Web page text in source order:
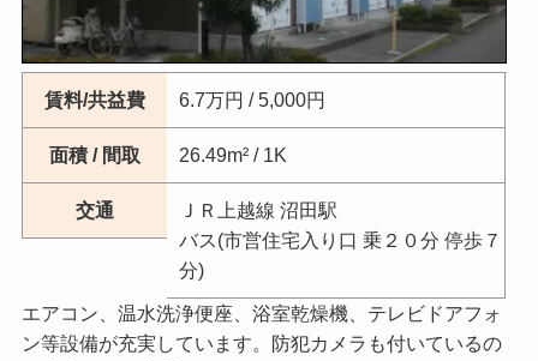
賃料/共益費 6.7万円 / 5,000円
面積 / 間取 26.49m² / 1K
交通
ＪＲ上越線 沼田駅
バス(市営住宅入り口 乗２０分 停歩７
分)
エアコン、温水洗浄便座、浴室乾燥機、テレビドアフォ
ン等設備が充実しています。防犯カメラも付いているの